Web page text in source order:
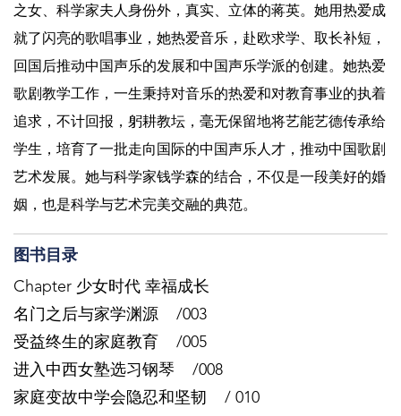
之女、科学家夫人身份外，真实、立体的蒋英。她用热爱成
就了闪亮的歌唱事业，她热爱音乐，赴欧求学、取长补短，
回国后推动中国声乐的发展和中国声乐学派的创建。她热爱
歌剧教学工作，一生秉持对音乐的热爱和对教育事业的执着
追求，不计回报，躬耕教坛，毫无保留地将艺能艺德传承给
学生，培育了一批走向国际的中国声乐人才，推动中国歌剧
艺术发展。她与科学家钱学森的结合，不仅是一段美好的婚
姻，也是科学与艺术完美交融的典范。
图书目录
Chapter 少女时代 幸福成长
名门之后与家学渊源 /003
受益终生的家庭教育 /005
进入中西女塾选习钢琴 /008
家庭变故中学会隐忍和坚韧 / 010